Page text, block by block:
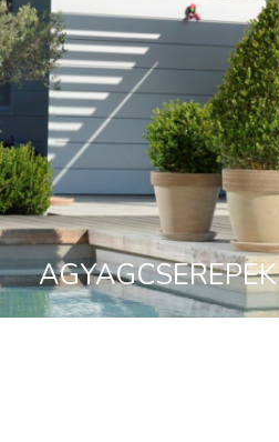
AGYAGCSEREPEK